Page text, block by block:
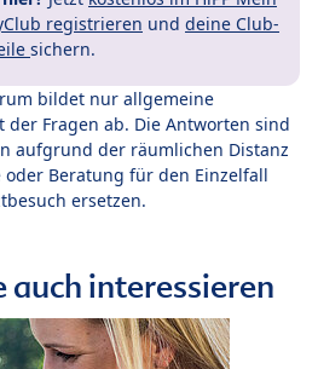
registrieren und deine Club-
sichern.
bildet nur allgemeine
Fragen ab. Die Antworten sind
aufgrund der räumlichen Distanz
oder Beratung für den Einzelfall
ersetzen.
auch interessieren